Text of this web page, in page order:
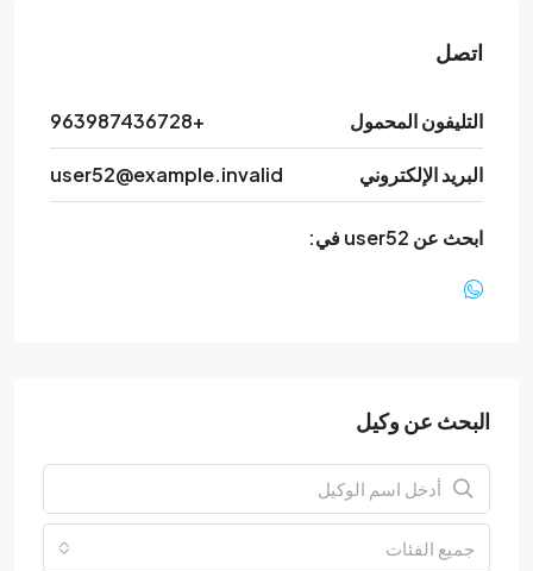
اتصل
التليفون المحمول +963987436728
البريد الإلكتروني user52@example.invalid
ابحث عن user52 في:
البحث عن وكيل
جميع الفئات